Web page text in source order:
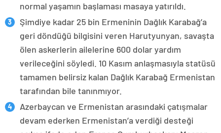
normal yaşamın başlaması masaya yatırıldı.
Şimdiye kadar 25 bin Ermeninin Dağlık Karabağ’a
geri döndüğü bilgisini veren Harutyunyan, savaşta
ölen askerlerin ailelerine 600 dolar yardım
verileceğini söyledi. 10 Kasım anlaşmasıyla statüsü
tamamen belirsiz kalan Dağlık Karabağ Ermenistan
tarafından bile tanınmıyor.
Azerbaycan ve Ermenistan arasındaki çatışmalar
devam ederken Ermenistan’a verdiği desteği